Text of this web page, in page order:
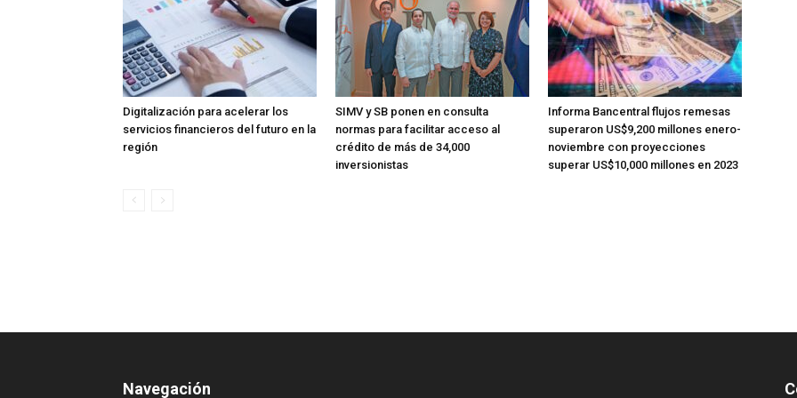
Digitalización para acelerar los
servicios financieros del futuro en la
región
SIMV y SB ponen en consulta
normas para facilitar acceso al
crédito de más de 34,000
inversionistas
Informa Bancentral flujos remesas
superaron US$9,200 millones enero-
noviembre con proyecciones
superar US$10,000 millones en 2023
Navegación